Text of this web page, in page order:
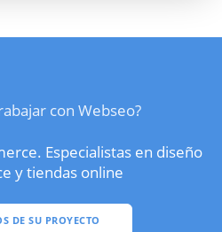
con Webseo?
Especialistas en diseño
y tiendas online
DE SU PROYECTO